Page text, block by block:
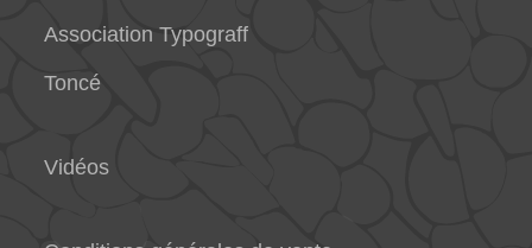
Association Typograff
Toncé
Vidéos